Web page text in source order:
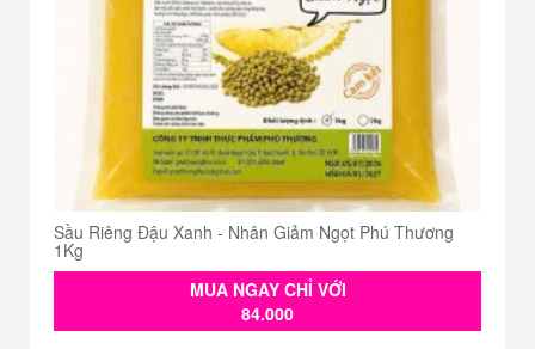
Sầu Riêng Đậu Xanh - Nhân Giảm Ngọt Phú Thương
1Kg
MUA NGAY CHỈ VỚI
84.000